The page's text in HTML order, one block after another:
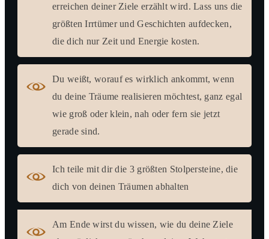
erreichen deiner Ziele erzählt wird. Lass uns die
größten Irrtümer und Geschichten aufdecken,
die dich nur Zeit und Energie kosten.
Du weißt, worauf es wirklich ankommt, wenn
du deine Träume realisieren möchtest, ganz egal
wie groß oder klein, nah oder fern sie jetzt
gerade sind.
Ich teile mit dir die 3 größten Stolpersteine, die
dich von deinen Träumen abhalten
Am Ende wirst du wissen, wie du deine Ziele